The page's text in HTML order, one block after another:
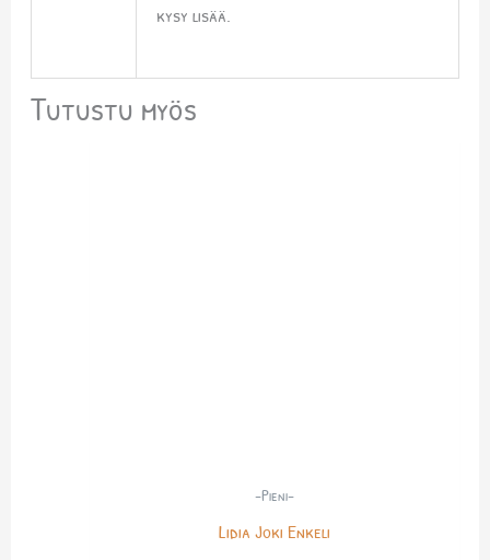
kysy lisää.
Tutustu myös
-Pieni-
Lidia Joki Enkeli